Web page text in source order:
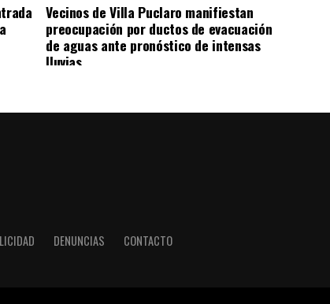
Vecinos de Villa Puclaro manifiestan
preocupación por ductos de evacuación
de aguas ante pronóstico de intensas
lluvias
DENUNCIAS CONTACTO